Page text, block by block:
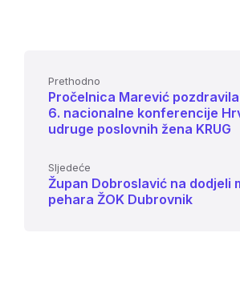
Prethodno
Pročelnica Marević
6. nacionalne konferencije
udruge poslovnih žena KRUG
Sljedeće
Župan Dobroslavić na dodjeli
pehara ŽOK Dubrovnik